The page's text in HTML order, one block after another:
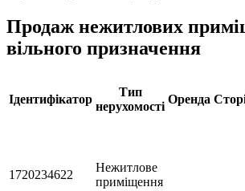
Продаж нежитлових
вільного призначення
Ідентифікатор
Тип
нерухомості
Оренда
1720234622
Нежитлове
приміщення